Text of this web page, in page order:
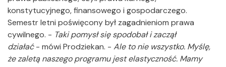
konstytucyjnego, finansowego i gospodarczego.
Semestr letni poświęcony był zagadnieniom prawa
cywilnego. - Taki pomysł się spodobał i zaczął
działać- mówi Prodziekan. - Ale to nie wszystko. Myślę,
że zaletą naszego programu jest elastyczność. Mamy